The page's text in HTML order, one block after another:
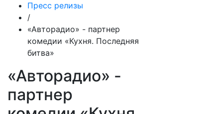
Пресс релизы
/
«Авторадио» - партнер
комедии «Кухня. Последняя
битва»
«Авторадио» -
партнер